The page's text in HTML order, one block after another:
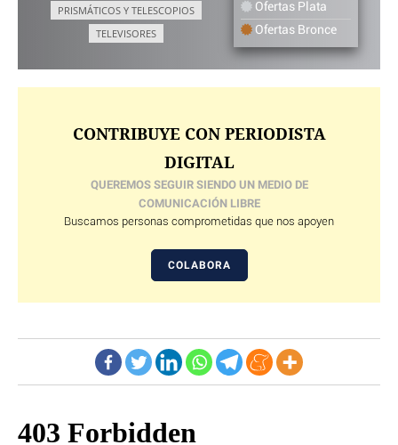
PRISMÁTICOS Y TELESCOPIOS
TELEVISORES
Ofertas Plata
Ofertas Bronce
CONTRIBUYE CON PERIODISTA
DIGITAL
QUEREMOS SEGUIR SIENDO UN MEDIO DE
COMUNICACIÓN LIBRE
Buscamos personas comprometidas que nos apoyen
COLABORA